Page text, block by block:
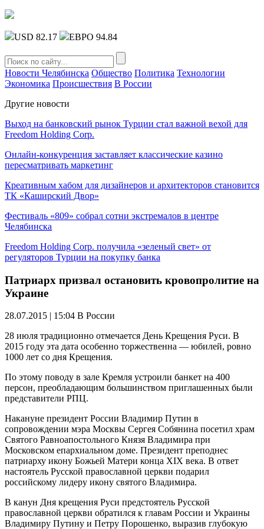
USD 82.17 ЕВРО 94.84
Новости Челябинска Общество Политика Технологии
Экономика Происшествия В России
Другие новости
Выход на банковский рынок Турции стал важной вехой для
Freedom Holding Corp.
Онлайн-конкуренция заставляет классические казино
пересматривать маркетинг
Креативным хабом для дизайнеров и архитекторов становится
ТК «Каширский Двор»
Фестиваль «809» собрал сотни экстремалов в центре
Челябинска
Freedom Holding Corp. получила «зеленый свет» от
регуляторов Турции на покупку банка
Патриарх призвал остановить кровопролитие на
Украине
28.07.2015 | 15:04 В России
28 июля традиционно отмечается День Крещения Руси. В
2015 году эта дата особенно торжественна — юбилей, ровно
1000 лет со дня Крещения.
По этому поводу в зале Кремля устроили банкет на 400
персон, преобладающим большинством приглашенных были
представители РПЦ.
Накануне президент России Владимир Путин в
сопровождении мэра Москвы Сергея Собянина посетил храм
Святого Равноапостольного Князя Владимира при
Московском епархиальном доме. Президент преподнес
патриарху икону Божьей Матери конца XIX века. В ответ
настоятель Русской православной церкви подарил
российскому лидеру икону святого Владимира.
В канун Дня крещения Руси предстоятель Русской
православной церкви обратился к главам России и Украины
Владимиру Путину и Петру Порошенко, выразив глубокую